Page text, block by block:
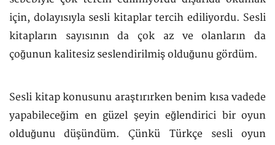
için, dolayısıyla sesli kitaplar tercih ediliyordu. Sesli
kitapların sayısının da çok az ve olanların da
çoğunun kalitesiz seslendirilmiş olduğunu gördüm.
Sesli kitap konusunu araştırırken benim kısa vadede
yapabileceğim en güzel şeyin eğlendirici bir oyun
olduğunu düşündüm. Çünkü Türkçe sesli oyun